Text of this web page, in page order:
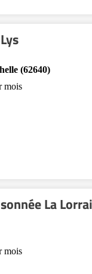
(62640)
mois
La
mois